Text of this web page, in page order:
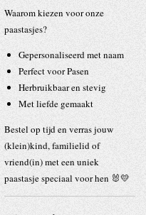
Waarom kiezen voor onze
paastasjes?
Gepersonaliseerd met naam
Perfect voor Pasen
Herbruikbaar en stevig
Met liefde gemaakt
Bestel op tijd en verras jouw
(klein)kind, familielid of
vriend(in) met een uniek
paastasje speciaal voor hen 🐰💛